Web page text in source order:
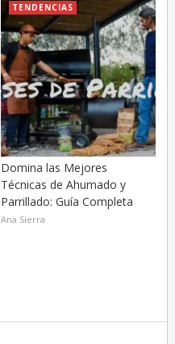
TENDENCIAS
Domina las Mejores
Técnicas de Ahumado y
Parrillado: Guía Completa
Ana Sierra